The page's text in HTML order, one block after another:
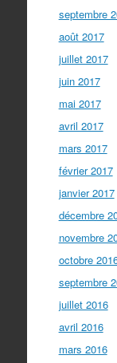
septembre
août 2017
juillet 2017
juin 2017
mai 2017
avril 2017
mars 2017
février 2017
janvier 2017
décembre
novembre
octobre
septembre
juillet 2016
avril 2016
mars 2016